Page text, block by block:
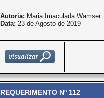
Autoria: Maria Imaculada Wamser
Data: 23 de Agosto de 2019
REQUERIMENTO Nº 112